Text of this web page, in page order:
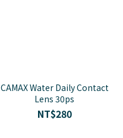
CAMAX Water Daily Contact
Lens 30ps
NT$280